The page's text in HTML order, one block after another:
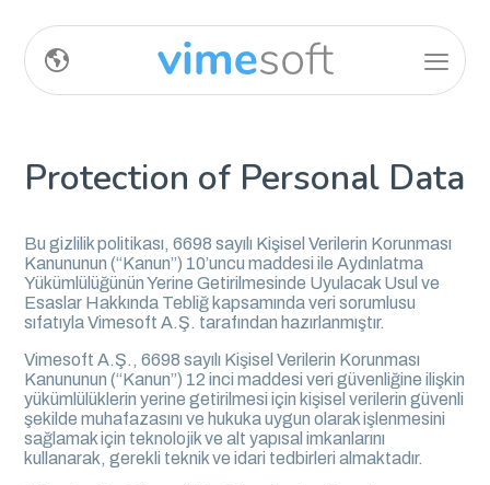
Protection of Personal Data
Bu gizlilik politikası, 6698 sayılı Kişisel Verilerin Korunması
Kanununun (“Kanun”) 10’uncu maddesi ile Aydınlatma
Yükümlülüğünün Yerine Getirilmesinde Uyulacak Usul ve
Esaslar Hakkında Tebliğ kapsamında veri sorumlusu
sıfatıyla Vimesoft A.Ş. tarafından hazırlanmıştır.
Vimesoft A.Ş., 6698 sayılı Kişisel Verilerin Korunması
Kanununun (“Kanun”) 12 inci maddesi veri güvenliğine ilişkin
yükümlülüklerin yerine getirilmesi için kişisel verilerin güvenli
şekilde muhafazasını ve hukuka uygun olarak işlenmesini
sağlamak için teknolojik ve alt yapısal imkanlarını
kullanarak, gerekli teknik ve idari tedbirleri almaktadır.